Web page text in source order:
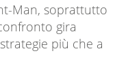
Man, soprattutto
gira
più che a